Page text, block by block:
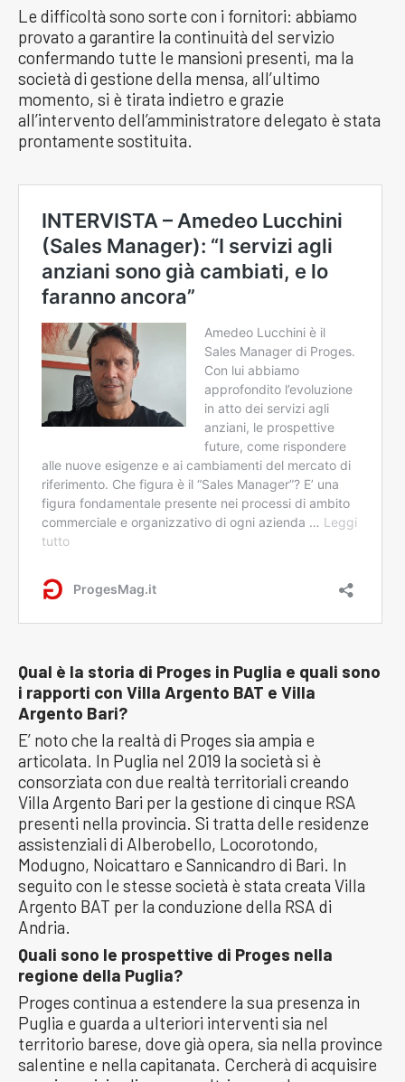
Le difficoltà sono sorte con i fornitori: abbiamo
provato a garantire la continuità del servizio
confermando tutte le mansioni presenti, ma la
società di gestione della mensa, all’ultimo
momento, si è tirata indietro e grazie
all’intervento dell’amministratore delegato è stata
prontamente sostituita.
Qual è la storia di Proges in Puglia e quali sono
i rapporti con Villa Argento BAT e Villa
Argento Bari?
E’ noto che la realtà di Proges sia ampia e
articolata. In Puglia nel 2019 la società si è
consorziata con due realtà territoriali creando
Villa Argento Bari per la gestione di cinque RSA
presenti nella provincia. Si tratta delle residenze
assistenziali di Alberobello, Locorotondo,
Modugno, Noicattaro e Sannicandro di Bari. In
seguito con le stesse società è stata creata Villa
Argento BAT per la conduzione della RSA di
Andria.
Quali sono le prospettive di Proges nella
regione della Puglia?
Proges continua a estendere la sua presenza in
Puglia e guarda a ulteriori interventi sia nel
territorio barese, dove già opera, sia nella province
salentine e nella capitanata. Cercherà di acquisire